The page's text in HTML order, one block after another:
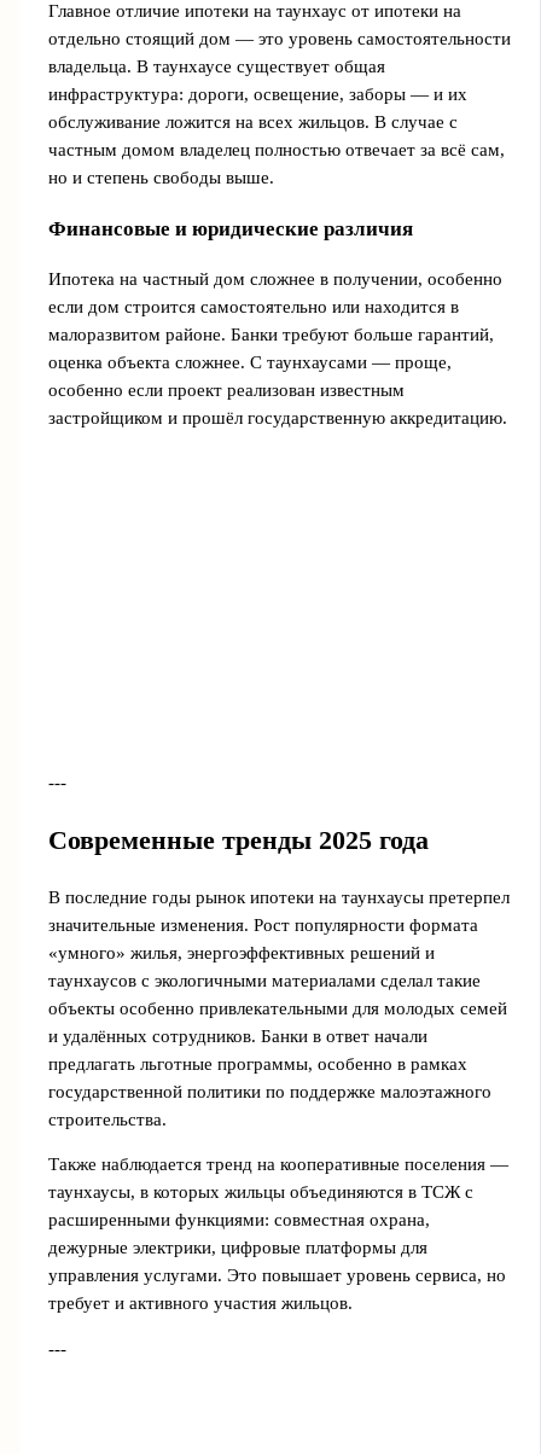
Главное отличие ипотеки на таунхаус от ипотеки на
отдельно стоящий дом — это уровень самостоятельности
владельца. В таунхаусе существует общая
инфраструктура: дороги, освещение, заборы — и их
обслуживание ложится на всех жильцов. В случае с
частным домом владелец полностью отвечает за всё сам,
но и степень свободы выше.
Финансовые и юридические различия
Ипотека на частный дом сложнее в получении, особенно
если дом строится самостоятельно или находится в
малоразвитом районе. Банки требуют больше гарантий,
оценка объекта сложнее. С таунхаусами — проще,
особенно если проект реализован известным
застройщиком и прошёл государственную аккредитацию.
---
Современные тренды 2025 года
В последние годы рынок ипотеки на таунхаусы претерпел
значительные изменения. Рост популярности формата
«умного» жилья, энергоэффективных решений и
таунхаусов с экологичными материалами сделал такие
объекты особенно привлекательными для молодых семей
и удалённых сотрудников. Банки в ответ начали
предлагать льготные программы, особенно в рамках
государственной политики по поддержке малоэтажного
строительства.
Также наблюдается тренд на кооперативные поселения —
таунхаусы, в которых жильцы объединяются в ТСЖ с
расширенными функциями: совместная охрана,
дежурные электрики, цифровые платформы для
управления услугами. Это повышает уровень сервиса, но
требует и активного участия жильцов.
---